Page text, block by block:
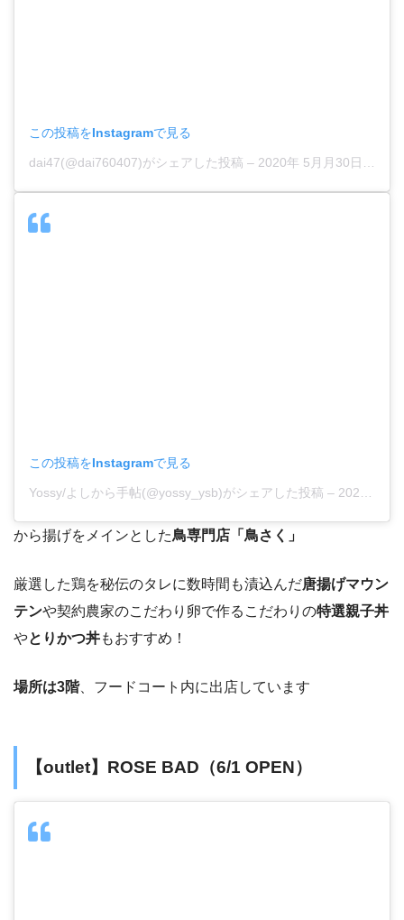
この投稿をInstagramで見る
dai47(@dai760407)がシェアした投稿 – 2020年 5月月30日午後8時07分PDT
この投稿をInstagramで見る
Yossy/よしから手帖(@yossy_ysb)がシェアした投稿 – 2020年 5月月24日午前8時18分PDT
から揚げをメインとした鳥専門店「鳥さく」
厳選した鶏を秘伝のタレに数時間も漬込んだ唐揚げマウン
テンや契約農家のこだわり卵で作るこだわりの特選親子丼
やとりかつ丼もおすすめ！
場所は3階、フードコート内に出店しています
【outlet】ROSE BAD（6/1 OPEN）